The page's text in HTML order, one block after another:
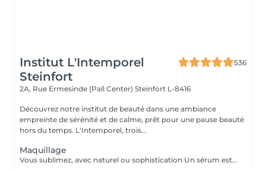
Institut L'Intemporel
Steinfort
536
2A, Rue Ermesinde (Pall Center) Steinfort L-8416
Découvrez notre institut de beauté dans une ambiance
empreinte de sérénité et de calme, prêt pour une pause beauté
hors du temps. L'Intemporel, trois...
Maquillage
Vous sublimez, avec naturel ou sophistication Un sérum est appliqué avant le maquillage afin de fixer celui ci Possibilité d'ajouter avant le maquillage de la radio fréquence qui va lisser et défatiguer vos traits pour un rendu encore plus lumineux